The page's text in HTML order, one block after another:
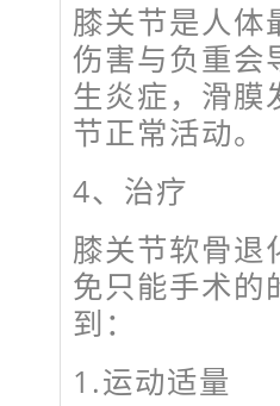
膝关节是人体
伤害与负重会
生炎症，滑膜
节正常活动。
4、治疗
膝关节软骨退
免只能手术的
到：
1.运动适量